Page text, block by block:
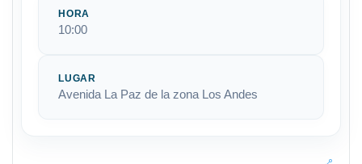
HORA
10:00
LUGAR
Avenida La Paz de la zona Los Andes